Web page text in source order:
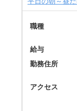
職種
給与
勤務住所
アクセス